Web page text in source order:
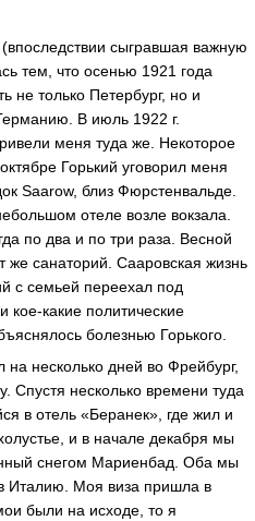
сыгравшая важную
тем, что осенью 1921 года
не только Петербург, но и
В июль 1922 г.
меня туда же. Некоторое
Горький уговорил меня
Saarow, близ Фюрстенвальде.
отеле возле вокзала.
по два и по три раза. Весной
же санаторий. Сааровская жизнь
с семьей переехал под
кое-какие политические
болезнью Горького.
несколько дней во Фрейбург,
Спустя несколько времени туда
в отель «Беранек», где жил и
и в начале декабря мы
снегом Мариенбад. Оба мы
Италию. Моя виза пришла в
были на исходе, то я